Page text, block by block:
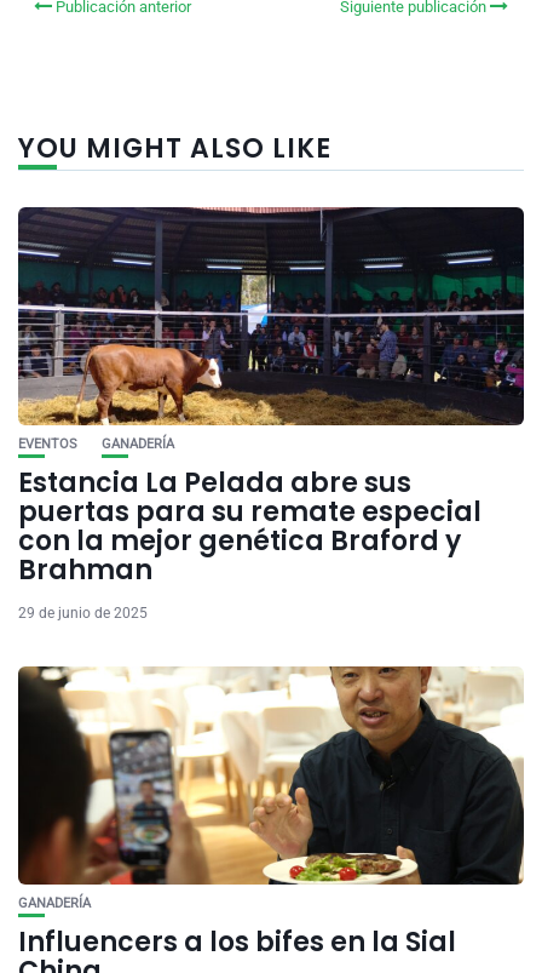
Publicación anterior Siguiente publicación
YOU MIGHT ALSO LIKE
EVENTOS GANADERÍA
Estancia La Pelada abre sus
puertas para su remate especial
con la mejor genética Braford y
Brahman
29 de junio de 2025
GANADERÍA
Influencers a los bifes en la Sial